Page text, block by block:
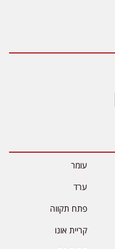
עומר
ערד
פתח תקווה
קריית אונו